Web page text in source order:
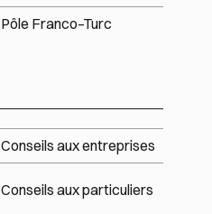
Pôle Franco–Turc
Conseils aux entreprises
Conseils aux particuliers